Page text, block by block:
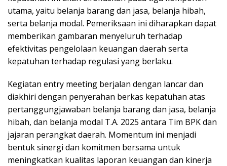
utama, yaitu belanja barang dan jasa, belanja hibah,
serta belanja modal. Pemeriksaan ini diharapkan dapat
memberikan gambaran menyeluruh terhadap
efektivitas pengelolaan keuangan daerah serta
kepatuhan terhadap regulasi yang berlaku.
Kegiatan entry meeting berjalan dengan lancar dan
diakhiri dengan penyerahan berkas kepatuhan atas
pertanggungjawaban belanja barang dan jasa, belanja
hibah, dan belanja modal T.A. 2025 antara Tim BPK dan
jajaran perangkat daerah. Momentum ini menjadi
bentuk sinergi dan komitmen bersama untuk
meningkatkan kualitas laporan keuangan dan kinerja